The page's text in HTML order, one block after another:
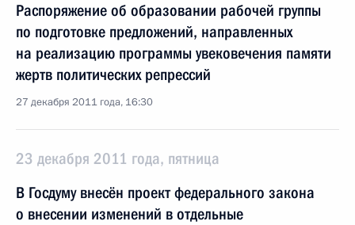
Распоряжение об образовании рабочей группы
по подготовке предложений, направленных
на реализацию программы увековечения памяти
жертв политических репрессий
27 декабря 2011 года, 16:30
23 декабря 2011 года, пятница
В Госдуму внесён проект федерального закона
о внесении изменений в отдельные